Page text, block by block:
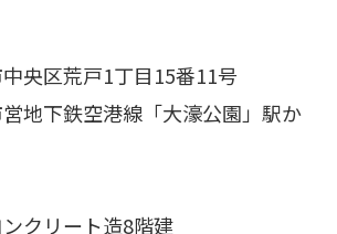
央区荒戸1丁目15番11号
鉄空港線「大濠公園」駅か
クリート造8階建